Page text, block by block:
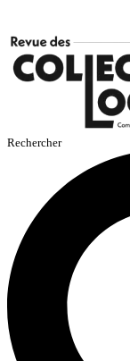
Rechercher